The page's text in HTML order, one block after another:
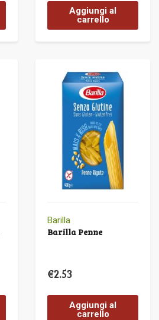
Aggiungi al
carrello
Barilla
Barilla Penne
€2.53
Aggiungi al
carrello